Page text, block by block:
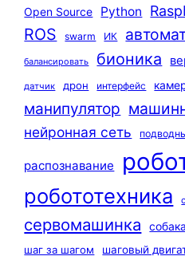
Open Source Python
ROS swarm ИК
балансировать бионика
датчик дрон интерфейс
манипулятор
нейронная сеть
распознавание
робототехника
сервомашинка собака
шаг за шагом шаговый